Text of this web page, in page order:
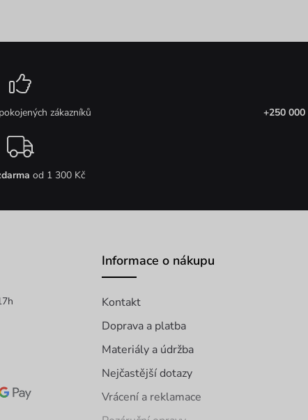
zákazníků +250 000
od 1 300 Kč
Informace o nákupu
Kontakt
Doprava a platba
Materiály a údržba
Nejčastější dotazy
Vrácení a reklamace